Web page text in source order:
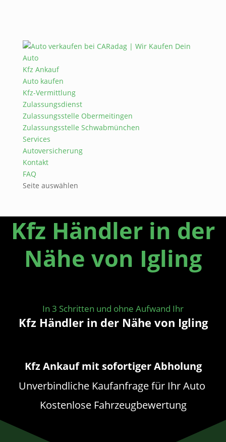
Kfz Ankauf
Auto kaufen
Kfz-Vermittlung
Zulassungsdienst
Zulassungsstelle Obermeitingen
Zulassungsstelle Schwabmünchen
Services
Autoversicherung
Kontakt
FAQ
Seite auswählen
Kfz Händler in der
Nähe von Igling
In 3 Schritten und ohne Aufwand Ihr
Kfz Händler in der Nähe von Igling
Kfz Ankauf mit sofortiger Abholung
Unverbindliche Kaufanfrage für Ihr Auto
Kostenlose Fahrzeugbewertung